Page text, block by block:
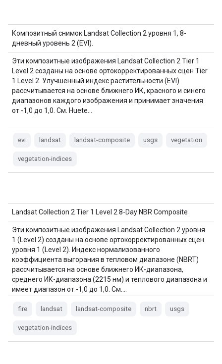
Композитный снимок Landsat Collection 2 уровня 1, 8-
дневный уровень 2 (EVI).
Эти композитные изображения Landsat Collection 2 Tier 1
Level 2 созданы на основе ортокорректированных сцен Tier
1 Level 2. Улучшенный индекс растительности (EVI)
рассчитывается на основе ближнего ИК, красного и синего
диапазонов каждого изображения и принимает значения
от -1,0 до 1,0. См. Huete…
evi landsat landsat-composite usgs vegetation
vegetation-indices
Landsat Collection 2 Tier 1 Level 2 8-Day NBR Composite
Эти композитные изображения Landsat Collection 2 уровня
1 (Level 2) созданы на основе ортокорректированных сцен
уровня 1 (Level 2). Индекс нормализованного
коэффициента выгорания в тепловом диапазоне (NBRT)
рассчитывается на основе ближнего ИК-диапазона,
среднего ИК-диапазона (2215 нм) и теплового диапазона и
имеет диапазон от -1,0 до 1,0. См.…
fire landsat landsat-composite nbrt usgs
vegetation-indices